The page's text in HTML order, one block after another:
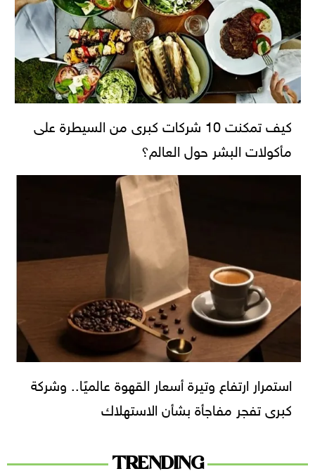
كيف تمكنت 10 شركات كبرى من السيطرة على
مأكولات البشر حول العالم؟
استمرار ارتفاع وتيرة أسعار القهوة عالميًا.. وشركة
كبرى تفجر مفاجأة بشأن الاستهلاك
TRENDING